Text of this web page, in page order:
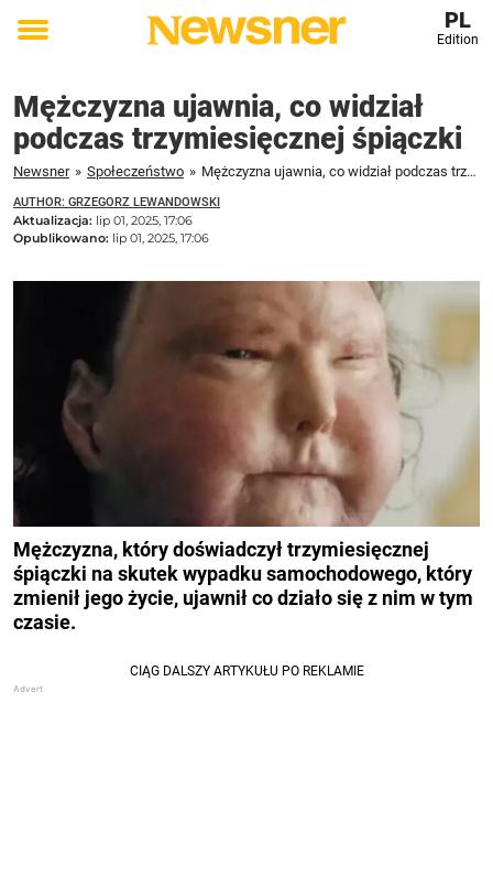
Toggle
PL
Edition
Mężczyzna ujawnia, co widział
podczas trzymiesięcznej śpiączki
Newsner » Społeczeństwo » Mężczyzna ujawnia, co widział podczas trzymiesięcznej śpiączki
AUTHOR: GRZEGORZ LEWANDOWSKI
Aktualizacja: lip 01, 2025, 17:06
Opublikowano: lip 01, 2025, 17:06
Mężczyzna, który doświadczył trzymiesięcznej
śpiączki na skutek wypadku samochodowego, który
zmienił jego życie, ujawnił co działo się z nim w tym
czasie.